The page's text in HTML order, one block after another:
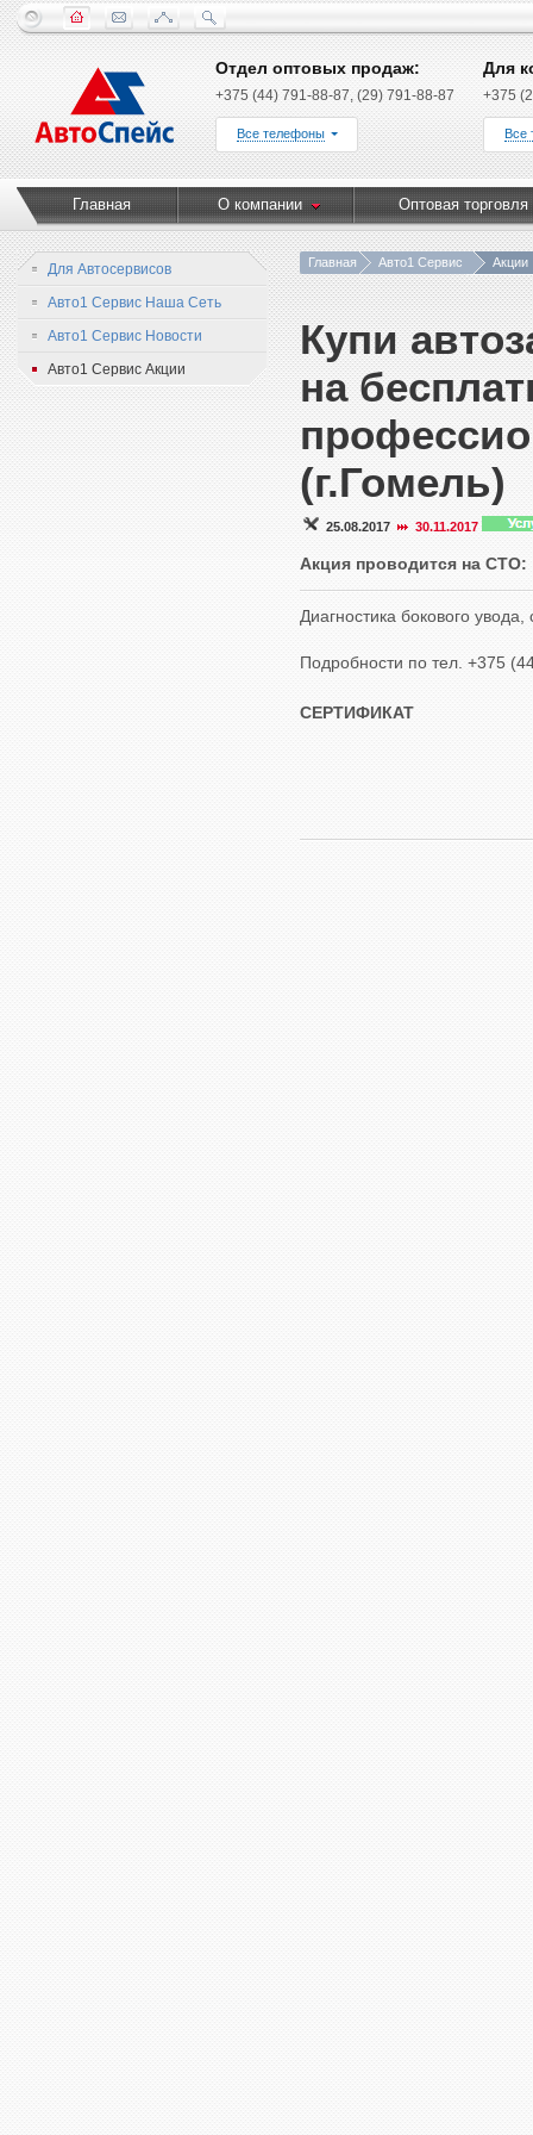
Отдел оптовых продаж:
+375 (44) 791-88-87, (29) 791-88-87
Все телефоны
Для
+375
Все
Главная О компании Оптовая торговля
Для Автосервисов
Авто1 Сервис Наша Сеть
Авто1 Сервис Новости
Авто1 Сервис Акции
Главная Авто1 Сервис Акции
Купи
на
(г.Гомель)
25.08.2017 30.11.2017
Акция проводится на СТО:
Диагностика бокового
Подробности по тел. +375
СЕРТИФИКАТ